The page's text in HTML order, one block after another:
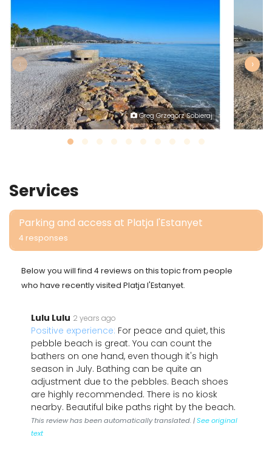
Greg Grzegorz Sobieraj
‹ ›
Services
Parking and access at Platja l'Estanyet
4 responses
Below you will find 4 reviews on this topic from people
who have recently visited Platja l'Estanyet.
Lulu Lulu 2 years ago
Positive experience: For peace and quiet, this
pebble beach is great. You can count the
bathers on one hand, even though it's high
season in July. Bathing can be quite an
adjustment due to the pebbles. Beach shoes
are highly recommended. There is no kiosk
nearby. Beautiful bike paths right by the beach.
This review has been automatically translated. |See original
text